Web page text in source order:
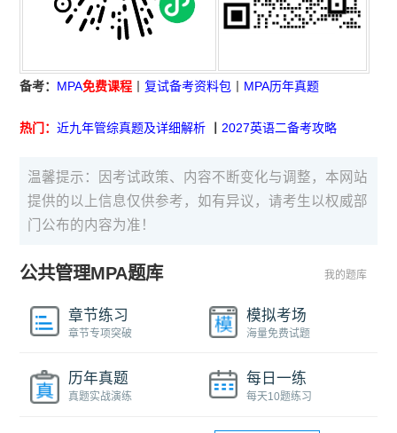
备考： MPA免费课程 丨复试备考资料包 MPA历年真题
热门：近九年管综真题及详细解析 2027英语二备考攻略
温馨提示：因考试政策、内容不断变化与调整，本网站
提供的以上信息仅供参考，如有异议，请考生以权威部
门公布的内容为准！
公共管理MPA题库 我的题库
章节练习
章节专项突破
模拟考场
海量免费试题
历年真题
真题实战演练
每日一练
每天10题练习